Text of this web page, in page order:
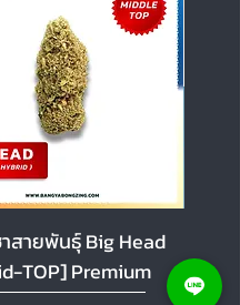
ายพันธุ์ Big Head
TOP] Premium